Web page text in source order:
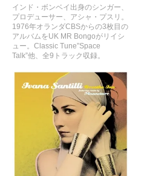
インド・ボンベイ出身のシンガー、
プロデューサー、アシャ・プスリ。
1976年オランダCBSからの3枚目の
アルバムをUK MR Bongoがリイシ
ュー。Classic Tune”Space
Talk”他、全9トラック収録。